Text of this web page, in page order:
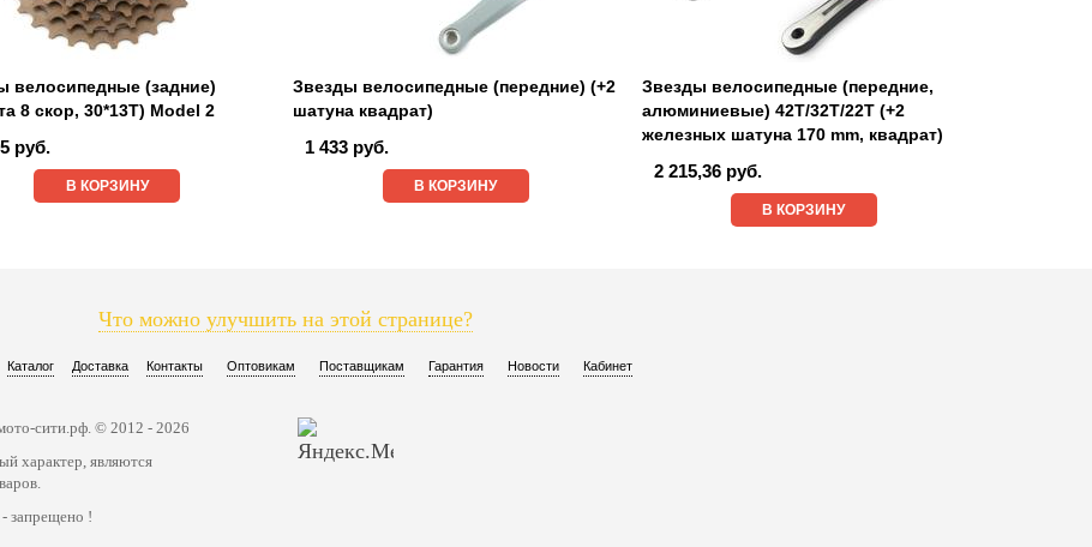
велосипедные (задние)
8 скор, 30*13Т) Model 2
руб.
В КОРЗИНУ
Звезды велосипедные (передние) (+2
шатуна квадрат)
1 433 руб.
В КОРЗИНУ
Звезды велосипедные (передние,
алюминиевые) 42T/32T/22T (+2
железных шатуна 170 mm, квадрат)
2 215,36 руб.
В КОРЗИНУ
Что можно улучшить на этой странице?
Каталог Доставка Контакты Оптовикам Поставщикам Гарантия Новости Кабинет
сити.рф. © 2012 - 2026
характер, являются
запрещено !